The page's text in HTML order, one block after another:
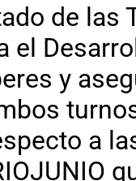
de las
el
y
a